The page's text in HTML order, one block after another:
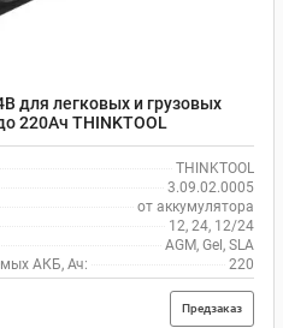
для легковых и грузовых
220Ач THINKTOOL
THINKTOOL
3.09.02.0005
от аккумулятора
12, 24, 12/24
AGM, Gel, SLA
АКБ, Ач:
220
Предзаказ